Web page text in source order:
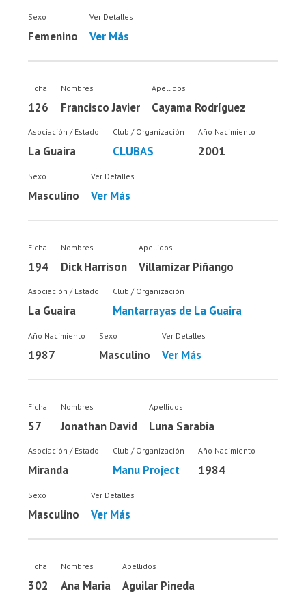
Sexo
Femenino
Ver Detalles
Ver Más
Ficha
126
Nombres
Francisco Javier
Apellidos
Cayama Rodríguez
Asociación / Estado
La Guaira
Club / Organización
CLUBAS
Año Nacimiento
2001
Sexo
Masculino
Ver Detalles
Ver Más
Ficha
194
Nombres
Dick Harrison
Apellidos
Villamizar Piñango
Asociación / Estado
La Guaira
Club / Organización
Mantarrayas de La Guaira
Año Nacimiento
1987
Sexo
Masculino
Ver Detalles
Ver Más
Ficha
57
Nombres
Jonathan David
Apellidos
Luna Sarabia
Asociación / Estado
Miranda
Club / Organización
Manu Project
Año Nacimiento
1984
Sexo
Masculino
Ver Detalles
Ver Más
Ficha
302
Nombres
Ana Maria
Apellidos
Aguilar Pineda